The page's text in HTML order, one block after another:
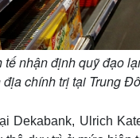
tế nhận định quỹ đạo
địa chính trị tại Trung
Dekabank, Ulrich